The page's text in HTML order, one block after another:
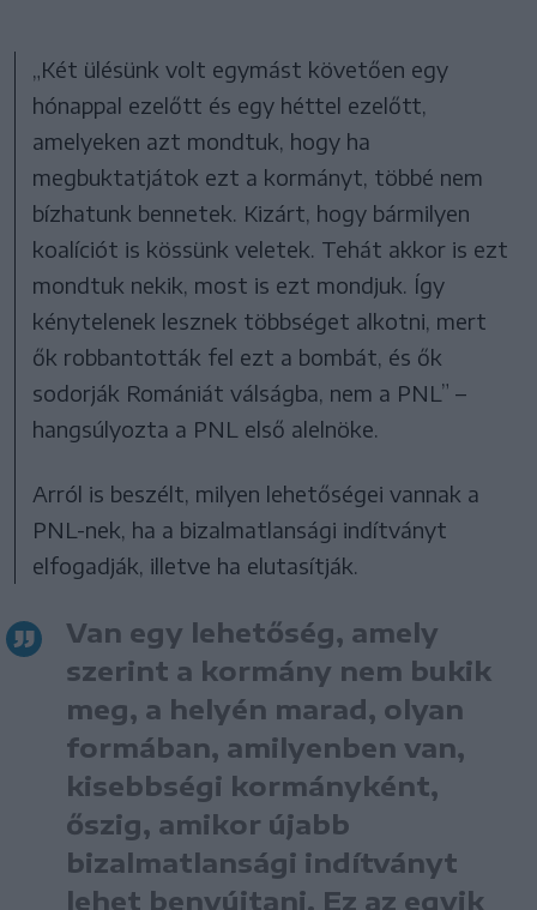
„Két ülésünk volt egymást követően egy
hónappal ezelőtt és egy héttel ezelőtt,
amelyeken azt mondtuk, hogy ha
megbuktatjátok ezt a kormányt, többé nem
bízhatunk bennetek. Kizárt, hogy bármilyen
koalíciót is kössünk veletek. Tehát akkor is ezt
mondtuk nekik, most is ezt mondjuk. Így
kénytelenek lesznek többséget alkotni, mert
ők robbantották fel ezt a bombát, és ők
sodorják Romániát válságba, nem a PNL” –
hangsúlyozta a PNL első alelnöke.
Arról is beszélt, milyen lehetőségei vannak a
PNL-nek, ha a bizalmatlansági indítványt
elfogadják, illetve ha elutasítják.
Van egy lehetőség, amely
szerint a kormány nem bukik
meg, a helyén marad, olyan
formában, amilyenben van,
kisebbségi kormányként,
őszig, amikor újabb
bizalmatlansági indítványt
lehet benyújtani. Ez az egyik